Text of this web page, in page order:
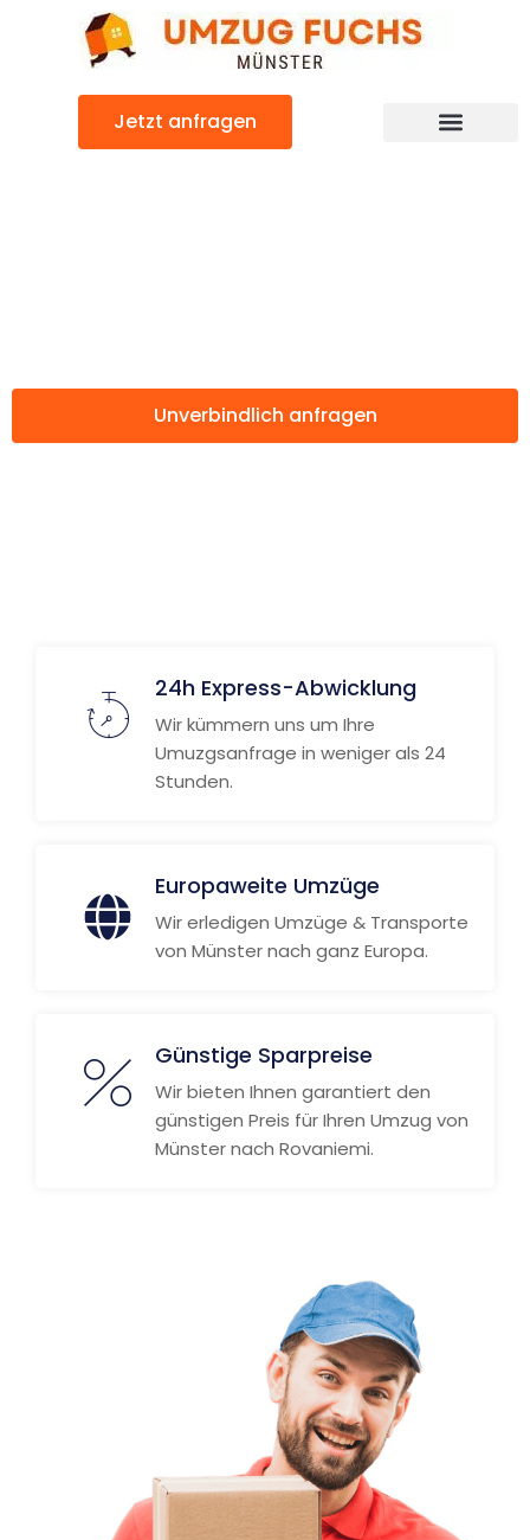
Jetzt anfragen
Unverbindlich anfragen
24h Express-Abwicklung
Wir kümmern uns um Ihre
Umuzgsanfrage in weniger als 24
Stunden.
Europaweite Umzüge
Wir erledigen Umzüge & Transporte
von Münster nach ganz Europa.
Günstige Sparpreise
Wir bieten Ihnen garantiert den
günstigen Preis für Ihren Umzug von
Münster nach Rovaniemi.